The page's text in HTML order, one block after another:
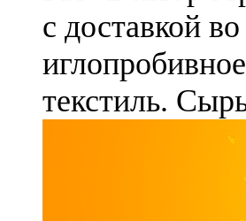
с доставкой
текстиль.